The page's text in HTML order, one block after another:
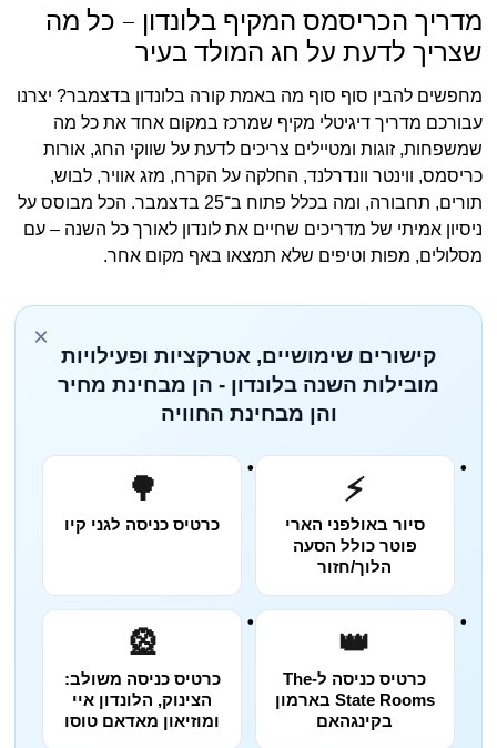
מדריך הכריסמס המקיף בלונדון – כל מה
שצריך לדעת על חג המולד בעיר
מחפשים להבין סוף סוף מה באמת קורה בלונדון בדצמבר? יצרנו
עבורכם מדריך דיגיטלי מקיף שמרכז במקום אחד את כל מה
שמשפחות, זוגות ומטיילים צריכים לדעת על שווקי החג, אורות
כריסמס, ווינטר וונדרלנד, החלקה על הקרח, מזג אוויר, לבוש,
תורים, תחבורה, ומה בכלל פתוח ב־25 בדצמבר. הכל מבוסס על
ניסיון אמיתי של מדריכים שחיים את לונדון לאורך כל השנה – עם
מסלולים, מפות וטיפים שלא תמצאו באף מקום אחר.
×
קישורים שימושיים, אטרקציות ופעילויות
מובילות השנה בלונדון - הן מבחינת מחיר
והן מבחינת החוויה
⚡
סיור באולפני הארי
פוטר כולל הסעה
הלוך/חזור
🌳
כרטיס כניסה לגני קיו
👑
כרטיס כניסה ל-The
State Rooms בארמון
בקינגהאם
🎡
כרטיס כניסה משולב:
הצינוק, הלונדון איי
ומוזיאון מאדאם טוסו